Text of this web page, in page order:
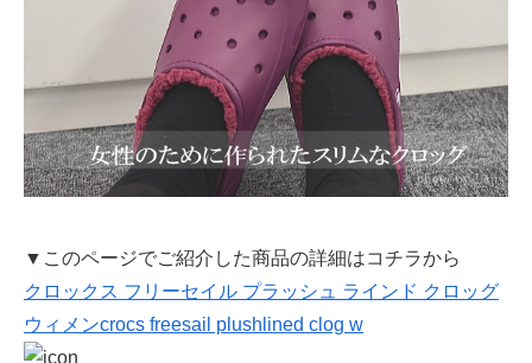
▼このページでご紹介した商品の詳細はコチラから
クロックス フリーセイル プラッシュ ラインド クロッグ
ウィメンcrocs freesail plushlined clog w